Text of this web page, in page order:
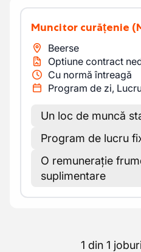
Muncitor curățenie
Beerse
Optiune contract
Cu normă întreagă
Program de zi,
Un loc de muncă
Program de lucru
O remunerație
suplimentare
1 din 1